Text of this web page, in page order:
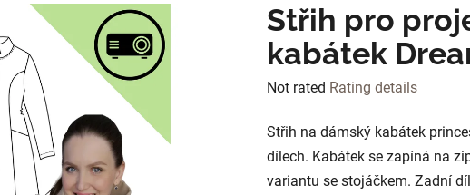
Střih pro
kabátek
The
product
rating
is
Not rated Rating details
Střih na dámský kabátek
dílech. Kabátek se zapíná na
variantu se stojáčkem. Zadní